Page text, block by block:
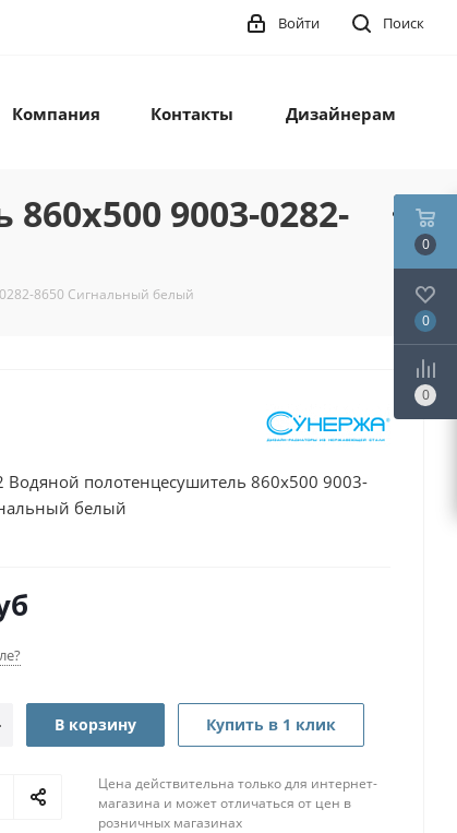
Поиск
Войти
Компания Контакты Дизайнерам
9003-0282-
8650 Сигнальный белый
Водяной полотенцесушитель 860x500 9003-
белый
В корзину Купить в 1 клик
Цена действительна только для интернет-
магазина и может отличаться от цен в
розничных магазинах
0
0
0